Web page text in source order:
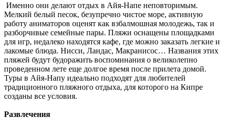
Именно они делают отдых в Айя-Напе неповторимым.
Мелкий белый песок, безупречно чистое море, активную
работу аниматоров оценят как взбалмошная молодежь, так и
разборчивые семейные пары. Пляжи оснащены площадками
для игр, недалеко находятся кафе, где можно заказать легкие и
лакомые блюда. Нисси, Ландас, Макранисос… Названия этих
пляжей будут будоражить воспоминания о великолепно
проведенном лете еще долгое время после прилета домой.
Туры в Айя-Напу идеально подходят для любителей
традиционного пляжного отдыха, для которого на Кипре
созданы все условия.
Развлечения